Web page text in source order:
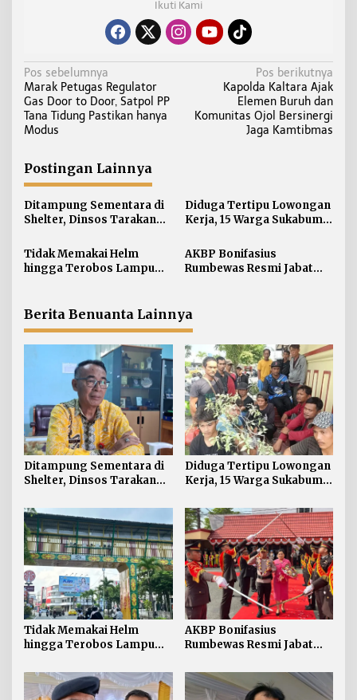
Ikuti Kami
N
a
v
i
a
s
i
p
o
s
Pos sebelumnya
Marak Petugas Regulator
Gas Door to Door, Satpol PP
Tana Tidung Pastikan hanya
Modus
Pos berikutnya
Kapolda Kaltara Ajak
Elemen Buruh dan
Komunitas Ojol Bersinergi
Jaga Kamtibmas
Postingan Lainnya
Ditampung Sementara di
Shelter, Dinsos Tarakan
Pekerja Asal Jawa Barat
Diduga Tertipu Lowongan
Kerja, 15 Warga Sukabumi
Tidak Memakai Helm
hingga Terobos Lampu
Tarakan
AKBP Bonifasius
Rumbewas Resmi Jabat
Personel Diproses Tanpa
Toleransi
Berita Benuanta Lainnya
Ditampung Sementara di
Shelter, Dinsos Tarakan
Pekerja Asal Jawa Barat
Diduga Tertipu Lowongan
Kerja, 15 Warga Sukabumi
Tidak Memakai Helm
hingga Terobos Lampu
Pelanggaran ETLE di
Tarakan
AKBP Bonifasius
Rumbewas Resmi Jabat
Tegaskan Pelanggaran
Personel Diproses Tanpa